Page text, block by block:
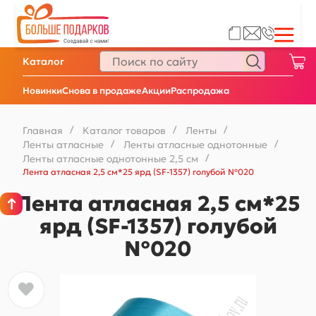
НовинкиСнова в продажеАкцииРаспродажа
Каталог
Главная / Каталог товаров / Ленты /
Ленты атласные / Ленты атласные однотонные /
Ленты атласные однотонные 2,5 см
/
Лента атласная 2,5 см*25 ярд (SF-1357) голубой №020
Лента атласная 2,5 см*25
ярд (SF-1357) голубой
№020